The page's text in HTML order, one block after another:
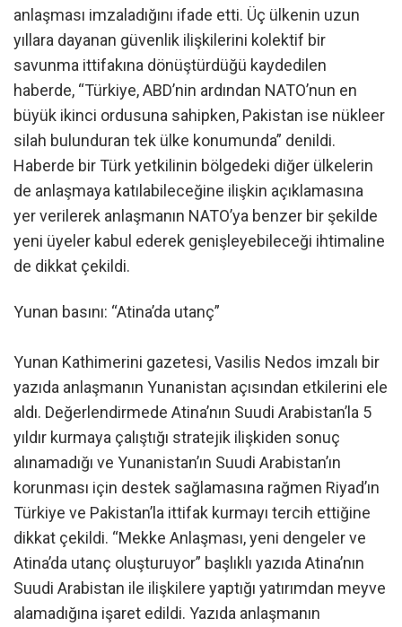
anlaşması imzaladığını ifade etti. Üç ülkenin uzun
yıllara dayanan güvenlik ilişkilerini kolektif bir
savunma ittifakına dönüştürdüğü kaydedilen
haberde, “Türkiye, ABD’nin ardından NATO’nun en
büyük ikinci ordusuna sahipken, Pakistan ise nükleer
silah bulunduran tek ülke konumunda” denildi.
Haberde bir Türk yetkilinin bölgedeki diğer ülkelerin
de anlaşmaya katılabileceğine ilişkin açıklamasına
yer verilerek anlaşmanın NATO’ya benzer bir şekilde
yeni üyeler kabul ederek genişleyebileceği ihtimaline
de dikkat çekildi.
Yunan basını: “Atina’da utanç”
Yunan Kathimerini gazetesi, Vasilis Nedos imzalı bir
yazıda anlaşmanın Yunanistan açısından etkilerini ele
aldı. Değerlendirmede Atina’nın Suudi Arabistan’la 5
yıldır kurmaya çalıştığı stratejik ilişkiden sonuç
alınamadığı ve Yunanistan’ın Suudi Arabistan’ın
korunması için destek sağlamasına rağmen Riyad’ın
Türkiye ve Pakistan’la ittifak kurmayı tercih ettiğine
dikkat çekildi. “Mekke Anlaşması, yeni dengeler ve
Atina’da utanç oluşturuyor” başlıklı yazıda Atina’nın
Suudi Arabistan ile ilişkilere yaptığı yatırımdan meyve
alamadığına işaret edildi. Yazıda anlaşmanın